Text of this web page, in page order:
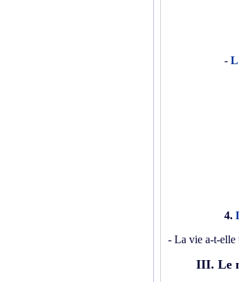
-
4.
- La vie a-t-elle
III. Le